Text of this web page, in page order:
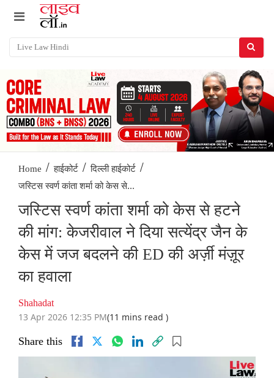
Home / हाईकोर्ट / दिल्ली हाईकोर्ट /
जस्टिस स्वर्ण कांता शर्मा को केस से...
जस्टिस स्वर्ण कांता शर्मा को केस से हटने
की मांग: केजरीवाल ने दिया सत्येंद्र जैन के
केस में जज बदलने की ED की अर्ज़ी मंज़ूर
का हवाला
Shahadat
13 Apr 2026 12:35 PM(11 mins read )
Share this